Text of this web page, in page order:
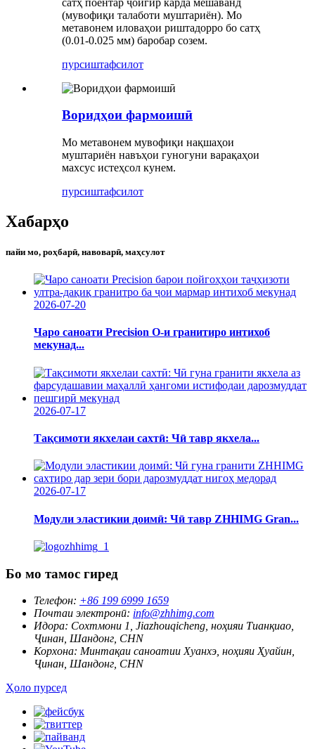
(мувофиқи талаботи муштариён). Мо
метавонем иловаҳои риштадорро бо сатҳ
(0.01-0.025 мм) баробар созем.
пурсиштафсилот
Воридҳои фармоишӣ
Мо метавонем мувофиқи нақшаҳои
муштариён навъҳои гуногуни варақаҳои
махсус истеҳсол кунем.
пурсиштафсилот
Хабарҳо
пайи мо, роҳбарӣ, навоварӣ, маҳсулот
2026-07-20
Чаро саноати Precision O-и гранитиро интихоб
мекунад...
2026-07-17
Тақсимоти якхелаи сахтӣ: Чӣ тавр якхела...
2026-07-17
Модули эластикии доимӣ: Чӣ тавр ZHHIMG Gran...
Бо мо тамос гиред
Телефон: +86 199 6999 1659
Почтаи электронӣ: info@zhhimg.com
Идора: Сохтмони 1, Jiazhouqicheng, ноҳияи Тианқиао,
Ҷинан, Шандонг, CHN
Корхона: Минтақаи саноатии Хуанхэ, ноҳияи Ҳуайин,
Ҷинан, Шандонг, CHN
Ҳоло пурсед